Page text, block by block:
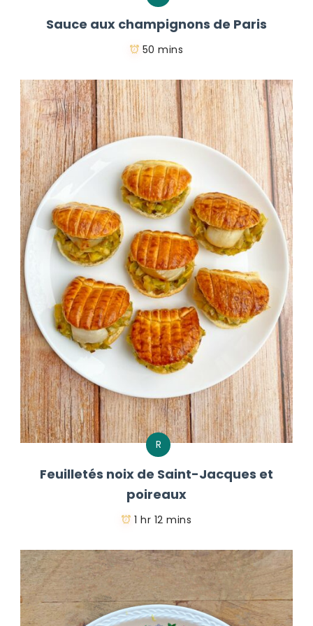
Sauce aux champignons de Paris
50 mins
R
Feuilletés noix de Saint-Jacques et
poireaux
1 hr 12 mins